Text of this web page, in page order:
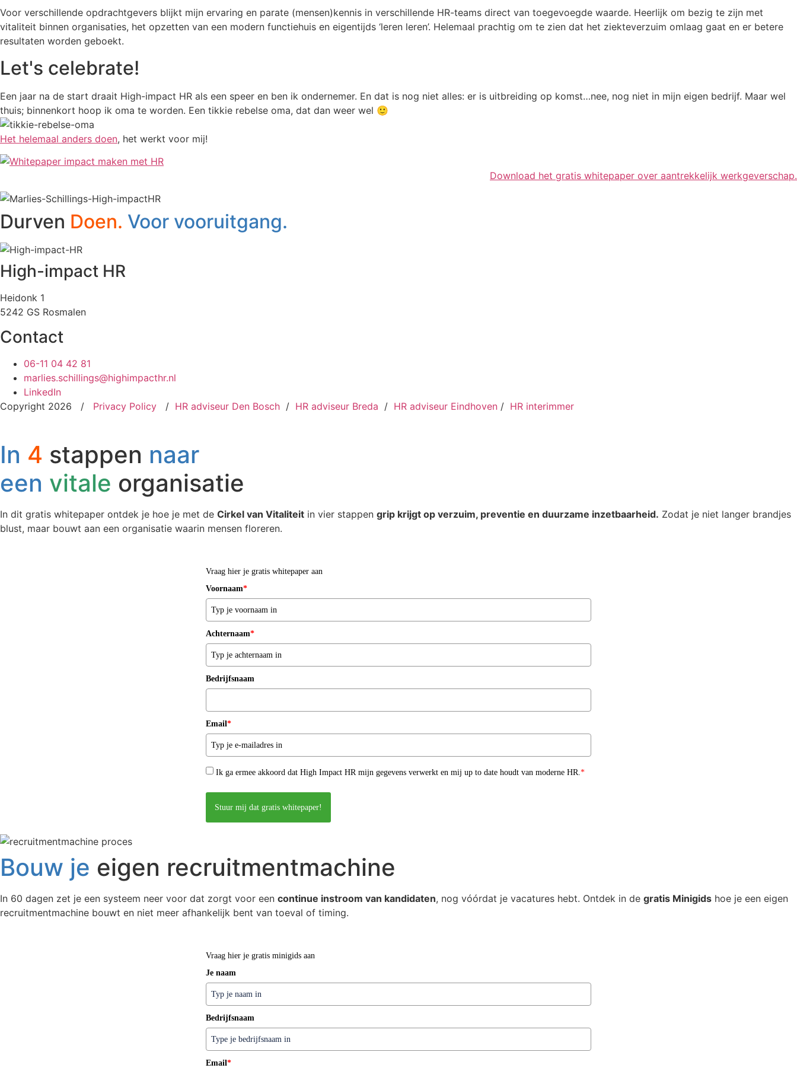
Voor verschillende opdrachtgevers blijkt mijn ervaring en parate (mensen)kennis in verschillende HR-teams direct van toegevoegde waarde. Heerlijk om bezig te zijn met
vitaliteit binnen organisaties, het opzetten van een modern functiehuis en eigentijds ‘leren leren’. Helemaal prachtig om te zien dat het ziekteverzuim omlaag gaat en er betere
resultaten worden geboekt.
Let's celebrate!
Een jaar na de start draait High-impact HR als een speer en ben ik ondernemer. En dat is nog niet alles: er is uitbreiding op komst…nee, nog niet in mijn eigen bedrijf. Maar wel
thuis; binnenkort hoop ik oma te worden. Een tikkie rebelse oma, dat dan weer wel 🙂
Het helemaal anders doen, het werkt voor mij!
Download het gratis whitepaper over aantrekkelijk werkgeverschap.
Durven Doen. Voor vooruitgang.
High-impact HR
Heidonk 1
5242 GS Rosmalen
Contact
06-11 04 42 81
marlies.schillings@highimpacthr.nl
LinkedIn
Copyright 2026 / Privacy Policy / HR adviseur Den Bosch / HR adviseur Breda / HR adviseur Eindhoven / HR interimmer
In 4 stappen naar
een vitale organisatie
In dit gratis whitepaper ontdek je hoe je met de Cirkel van Vitaliteit in vier stappen grip krijgt op verzuim, preventie en duurzame inzetbaarheid. Zodat je niet langer brandjes
blust, maar bouwt aan een organisatie waarin mensen floreren.
Vraag hier je gratis whitepaper aan
Voornaam*
Achternaam*
Bedrijfsnaam
Email*
Ik ga ermee akkoord dat High Impact HR mijn gegevens verwerkt en mij up to date houdt van moderne HR.*
Stuur mij dat gratis whitepaper!
Bouw je eigen recruitmentmachine
In 60 dagen zet je een systeem neer voor dat zorgt voor een continue instroom van kandidaten, nog vóórdat je vacatures hebt. Ontdek in de gratis Minigids hoe je een eigen
recruitmentmachine bouwt en niet meer afhankelijk bent van toeval of timing.
Vraag hier je gratis minigids aan
Je naam
Bedrijfsnaam
Email*